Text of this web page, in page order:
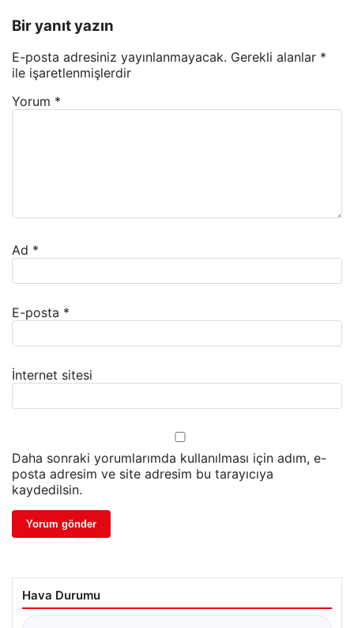
Bir yanıt yazın
E-posta adresiniz yayınlanmayacak. Gerekli alanlar *
ile işaretlenmişlerdir
Yorum *
Ad *
E-posta *
İnternet sitesi
Daha sonraki yorumlarımda kullanılması için adım, e-
posta adresim ve site adresim bu tarayıcıya
kaydedilsin.
Hava Durumu